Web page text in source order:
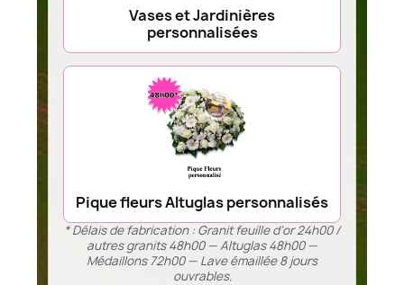
Vases et Jardinières
personnalisées
Pique fleurs Altuglas personnalisés
* Délais de fabrication : Granit feuille d’or 24h00 /
autres granits 48h00 — Altuglas 48h00 —
Médaillons 72h00 — Lave émaillée 8 jours
ouvrables.